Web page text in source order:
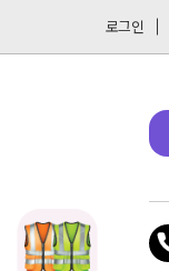
로그인